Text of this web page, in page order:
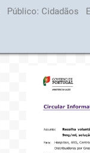
Público: Cidadãos